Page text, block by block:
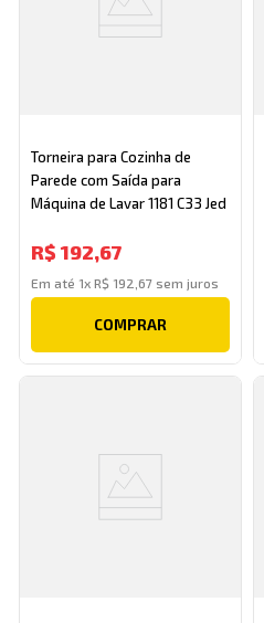
Torneira para Cozinha de
Parede com Saída para
Máquina de Lavar 1181 C33 Jed
R$ 192,67
Em até 1xR$ 192 ,67 sem juros
COMPRAR